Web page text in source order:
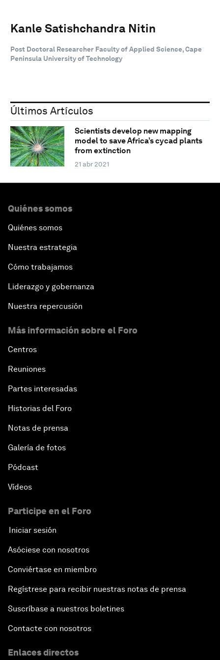
Kanle Satishchandra Nitin
Post Doctoral Researcher Faculty of Applied Science, Cape
Peninsula University of Technology
Últimos Artículos
Scientists develop new mapping
model to save Africa’s cycad plants
from extinction
21 abr 2021
Quiénes somos
Quiénes somos
Nuestra estrategia
Cómo trabajamos
Liderazgo y gobernanza
Nuestra repercusión
Más información sobre el Foro
Centros
Reuniones
Partes interesadas
Historias del Foro
Notas de prensa
Galería de fotos
Pódcast
Vídeos
Participe en el Foro
Iniciar sesión
Asóciese con nosotros
Conviértase en miembro
Regístrese para recibir nuestras notas de prensa
Suscríbase a nuestros boletines
Contacte con nosotros
Enlaces directos